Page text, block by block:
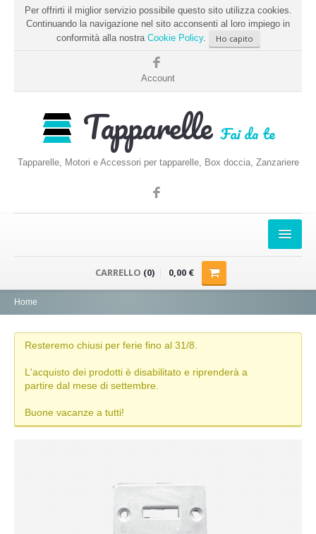
Per offrirti il miglior servizio possibile questo sito utilizza cookies.
Continuando la navigazione nel sito acconsenti al loro impiego in
conformità alla nostra Cookie Policy. Ho capito
Account
Tapparelle Fai da te
Tapparelle, Motori e Accessori per tapparelle, Box doccia, Zanzariere
PRENDERE LE MISURE
TAPPARELLA IN PVC
TAPPARELLA IN ALLUMINIO
CARRELLO (0) 0,00 €
Home
Resteremo chiusi per ferie fino al 31/8.
L'acquisto dei prodotti è disabilitato e riprenderà a
partire dal mese di settembre.
Buone vacanze a tutti!